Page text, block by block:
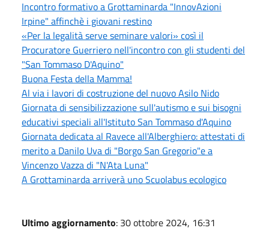
Incontro formativo a Grottaminarda "InnovAzioni
Irpine" affinchè i giovani restino
«Per la legalità serve seminare valori» così il
Procuratore Guerriero nell'incontro con gli studenti del
"San Tommaso D'Aquino"
Buona Festa della Mamma!
Al via i lavori di costruzione del nuovo Asilo Nido
Giornata di sensibilizzazione sull'autismo e sui bisogni
educativi speciali all'Istituto San Tommaso d'Aquino
Giornata dedicata al Ravece all'Alberghiero: attestati di
merito a Danilo Uva di "Borgo San Gregorio"e a
Vincenzo Vazza di "N'Ata Luna"
A Grottaminarda arriverà uno Scuolabus ecologico
Ultimo aggiornamento: 30 ottobre 2024, 16:31